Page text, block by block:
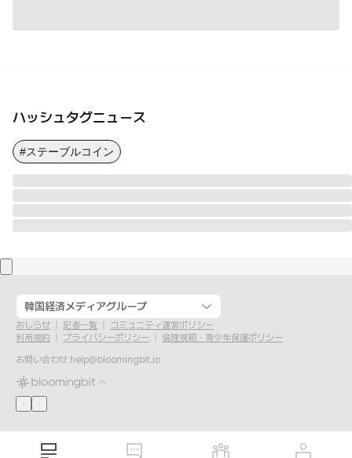
ハッシュタグニュース
#ステーブルコイン
韓国経済メディアグループ
おしらせ 記者一覧
コミュニティ運営ポリシー
利用規約
プライバシーポリシー
倫理規範・青少年保護ポリシー
お問い合わせ help@bloomingbit.io